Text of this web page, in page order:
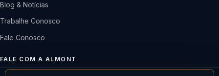
Blog & Notícias
Trabalhe Conosco
Fale Conosco
FALE COM A ALMONT